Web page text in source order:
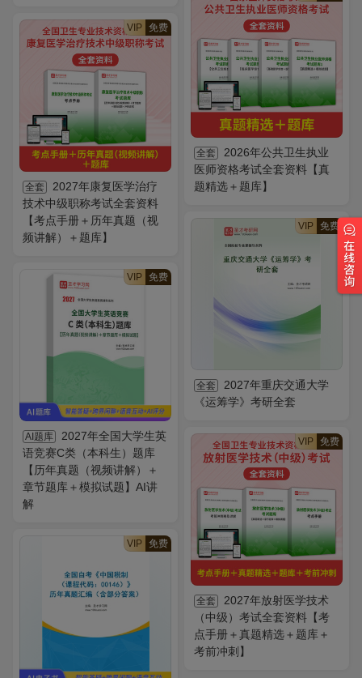
全套
2026年公共卫生执业
医师资格考试全套资料【真
题精选＋题库】
VIP 免费
全套
2027年康复医学治疗
技术中级职称考试全套资料
【考点手册＋历年真题（视
频讲解）＋题库】
VIP 免费
全套
2027年重庆交通大学
《运筹学》考研全套
VIP 免费
AI题库
2027年全国大学生英
语竞赛C类（本科生）题库
【历年真题（视频讲解）＋
章节题库＋模拟试题】AI讲
解
VIP 免费
全套
2027年放射医学技术
（中级）考试全套资料【考
点手册＋真题精选＋题库＋
考前冲刺】
VIP 免费